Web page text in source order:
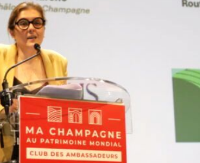
Incendies : un arrêté pour
accélérer les coupes dans les
forêts sinistrées de Gironde et
des Landes
La ministre de l’Agriculture, Annie
Genevard, a chargé son
administration de prendre un arrêté
en application du code forestier,